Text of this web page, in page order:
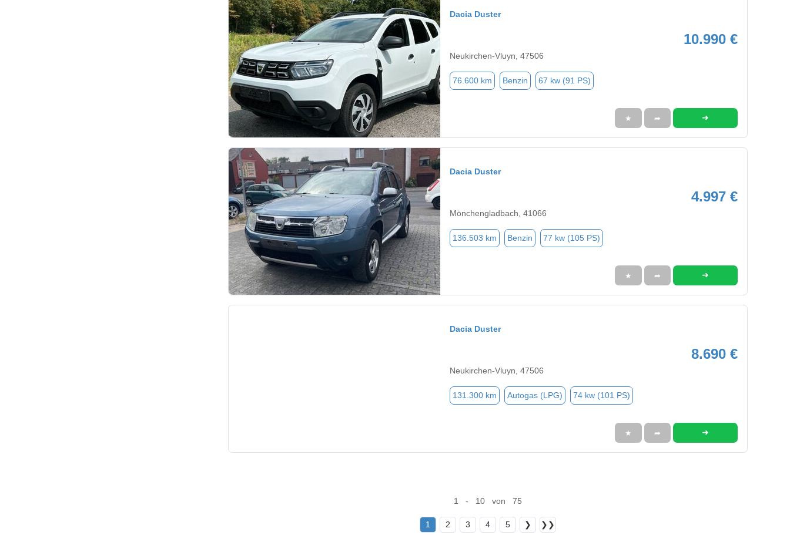
Dacia Duster
10.990 €
Neukirchen-Vluyn, 47506
76.600 km Benzin 67 kw (91 PS)
★ ➦ ➜
Dacia Duster
4.997 €
Mönchengladbach, 41066
136.503 km Benzin 77 kw (105 PS)
★ ➦ ➜
Dacia Duster
8.690 €
Neukirchen-Vluyn, 47506
131.300 km Autogas (LPG) 74 kw (101 PS)
★ ➦ ➜
1 - 10 von 75
1 2 3 4 5 ❯ ❯❯